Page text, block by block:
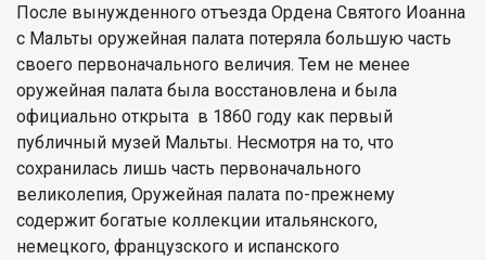
После вынужденного отъезда Ордена Святого Иоанна
с Мальты оружейная палата потеряла большую часть
своего первоначального величия. Тем не менее
оружейная палата была восстановлена и была
официально открыта в 1860 году как первый
публичный музей Мальты. Несмотря на то, что
сохранилась лишь часть первоначального
великолепия, Оружейная палата по-прежнему
содержит богатые коллекции итальянского,
немецкого, французского и испанского